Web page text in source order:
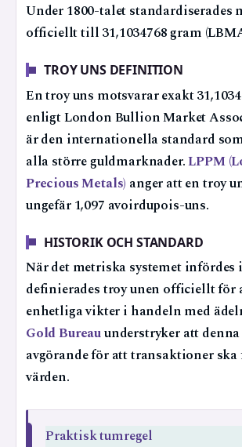
Under 1800-talet standardiserades
officiellt till 31,1034768 gram
TROY UNS DEFINITION
En troy uns motsvarar exakt
enligt London Bullion Market
är den internationella standard
alla större guldmarknader.LPPM
Precious Metals) anger att en troy
ungefär 1,097 avoirdupois-uns.
HISTORIK OCH STANDARD
När det metriska systemet infördes
definierades troy unen officiellt för
enhetliga vikter i handeln med
Gold Bureauunderstryker att
avgörande för att transaktioner
värden.
Praktisk tumregel